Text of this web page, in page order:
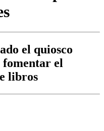
el quiosco
el
libros